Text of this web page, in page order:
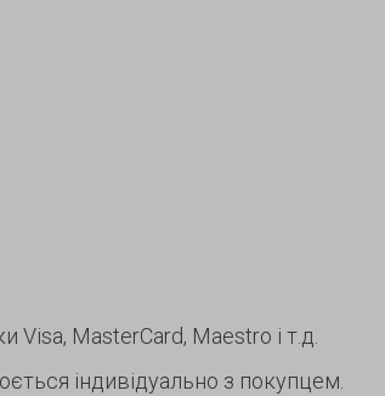
Visa, MasterCard, Maestro і т.д.
індивідуально з покупцем.